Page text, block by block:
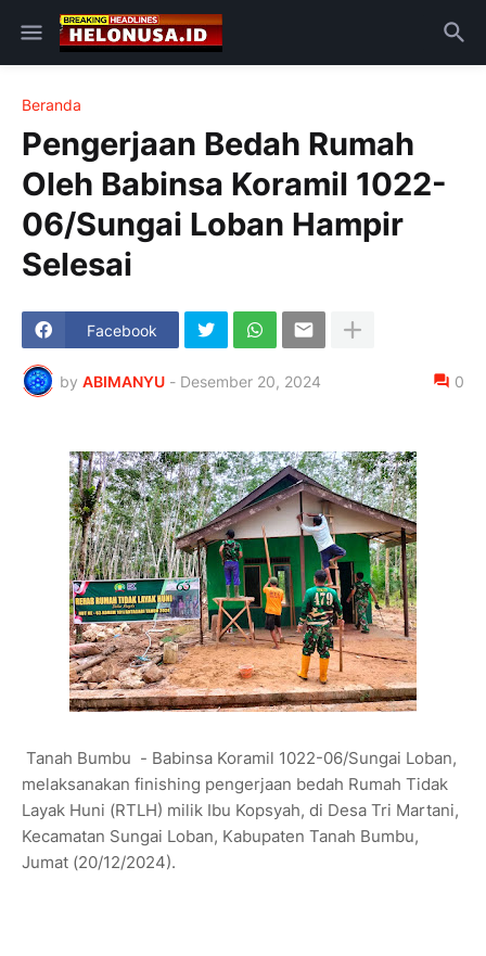
Beranda
Pengerjaan Bedah Rumah
Oleh Babinsa Koramil 1022-
06/Sungai Loban Hampir
Selesai
Facebook
by ABIMANYU - Desember 20, 2024 0
Tanah Bumbu - Babinsa Koramil 1022-06/Sungai Loban,
melaksanakan finishing pengerjaan bedah Rumah Tidak
Layak Huni (RTLH) milik Ibu Kopsyah, di Desa Tri Martani,
Kecamatan Sungai Loban, Kabupaten Tanah Bumbu,
Jumat (20/12/2024).